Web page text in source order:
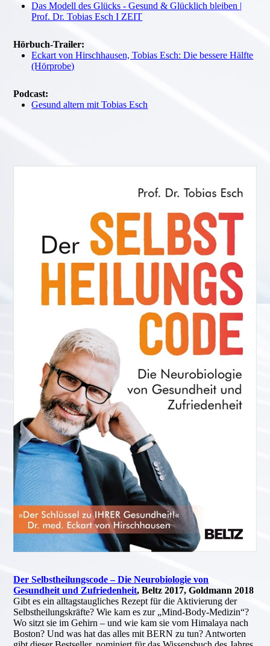
Das Modell des Glücks - Gesund & Glücklich bleiben |
Prof. Dr. Tobias Esch I ZEIT
Hörbuch-Trailer:
Eckart von Hirschhausen, Tobias Esch: Die bessere Hälfte
(Hörprobe)
Podcast:
Gesund altern mit Tobias Esch
Der Selbstheilungscode – Die Neurobiologie von
Gesundheit und Zufriedenheit, Beltz 2017, Goldmann 2018
Gibt es ein alltagstaugliches Rezept für die Aktivierung der
Selbstheilungskräfte? Wie kam es zur „Mind-Body-Medizin“?
Wo sitzt sie im Gehirn – und wie kam sie vom Himalaya nach
Boston? Und was hat das alles mit BERN zu tun? Antworten